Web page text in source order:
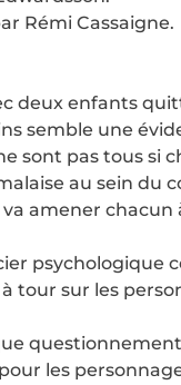
Rémi Cassaigne.
deux enfants
semble une
sont pas tous si
au sein du
amener chacun
tour sur les
les